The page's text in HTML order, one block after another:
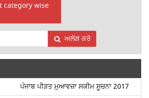
category wise
ਅਲੱਗ ਕਰੋ
ਪੰਜਾਬ ਪੀੜਤ ਮੁਆਵਜ਼ਾ ਸਕੀਮ ਸੂਚਨਾ 2017